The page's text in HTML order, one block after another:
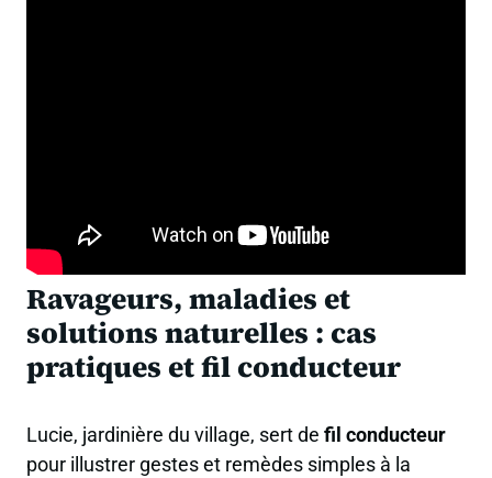
Ravageurs, maladies et
solutions naturelles : cas
pratiques et fil conducteur
Lucie, jardinière du village, sert de fil conducteur
pour illustrer gestes et remèdes simples à la